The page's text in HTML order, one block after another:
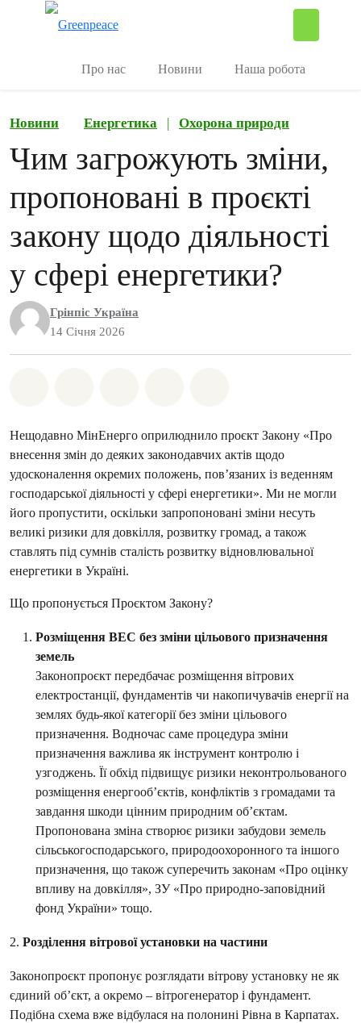
Про нас Новини Наша робота
Новини Енергетика | Охорона природи
Чим загрожують зміни,
пропоновані в проєкті
закону щодо діяльності
у сфері енергетики?
Грінпіс Україна
14 Січня 2026
Нещодавно МінЕнерго оприлюднило проєкт Закону «Про
внесення змін до деяких законодавчих актів щодо
удосконалення окремих положень, пов’язаних із веденням
господарської діяльності у сфері енергетики». Ми не могли
його пропустити, оскільки запропоновані зміни несуть
великі ризики для довкілля, розвитку громад, а також
ставлять під сумнів сталість розвитку відновлювальної
енергетики в Україні.
Що пропонується Проєктом Закону?
Розміщення ВЕС без зміни цільового призначення
земель
Законопроєкт передбачає розміщення вітрових
електростанції, фундаментів чи накопичувачів енергії на
землях будь-якої категорії без зміни цільового
призначення. Водночас саме процедура зміни
призначення важлива як інструмент контролю і
узгоджень. Її обхід підвищує ризики неконтрольованого
розміщення енергооб’єктів, конфліктів з громадами та
завдання шкоди цінним природним об’єктам.
Пропонована зміна створює ризики забудови земель
сільськогосподарського, природоохоронного та іншого
призначення, що також суперечить законам «Про оцінку
впливу на довкілля», ЗУ «Про природно-заповідний
фонд України» тощо.
2. Розділення вітрової установки на частини
Законопроєкт пропонує розглядати вітрову установку не як
єдиний об’єкт, а окремо – вітрогенератор і фундамент.
Подібна схема вже відбулася на полонині Рівна в Карпатах.